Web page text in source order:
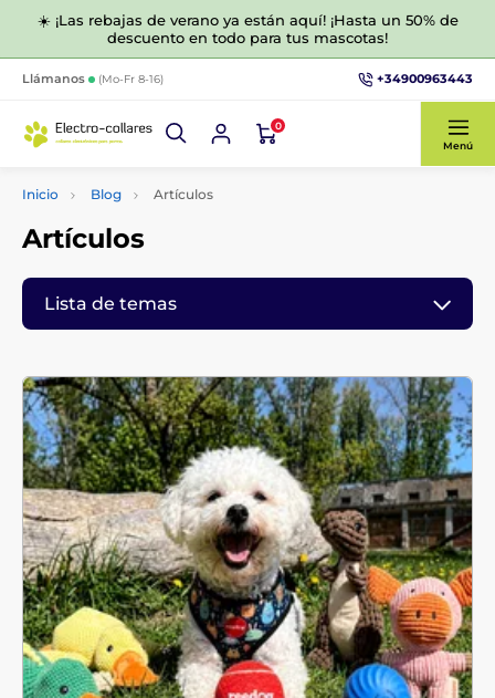
☀️ ¡Las rebajas de verano ya están aquí! ¡Hasta un 50% de
descuento en todo para tus mascotas!
Llámanos (Mo-Fr 8-16) +34900963443
0
Menú
Inicio Blog Artículos
Artículos
Lista de temas